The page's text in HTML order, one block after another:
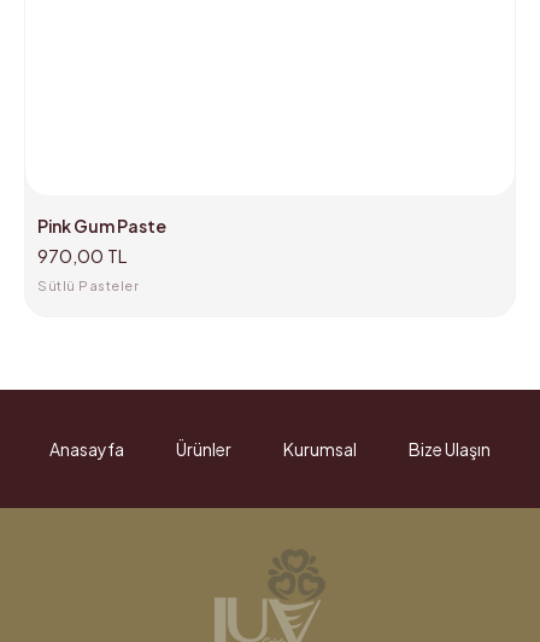
Pink Gum Paste
970,00 TL
Sütlü Pasteler
Anasayfa Ürünler Kurumsal Bize Ulaşın